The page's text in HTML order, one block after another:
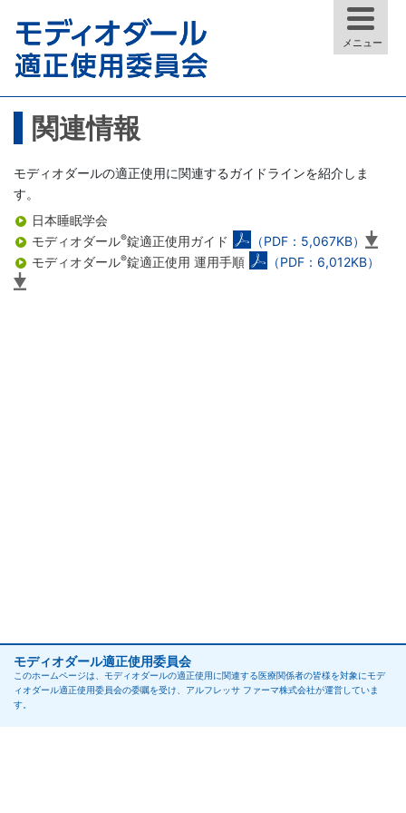
メニュー
関連情報
モディオダールの適正使用に関連するガイドラインを紹介しま
す。
日本睡眠学会
モディオダール®錠適正使用ガイド
（PDF：5,067KB）
モディオダール®錠適正使用 運用手順 （PDF：6,012KB）
モディオダール適正使用委員会
このホームページは、モディオダールの適正使用に関連する医療関係者の皆様を対象にモデ
ィオダール適正使用委員会の委嘱を受け、アルフレッサ ファーマ株式会社が運営していま
す。